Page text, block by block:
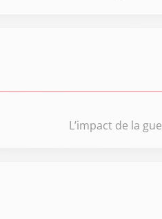
L’impact de la